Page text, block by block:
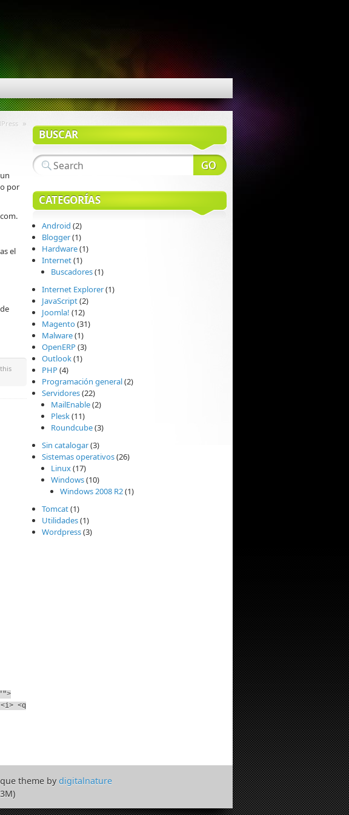
»
por
el
<q
BUSCAR
CATEGORÍAS
Android (2)
Blogger(1)
Hardware(1)
Internet(1)
Buscadores(1)
Internet Explorer(1)
JavaScript(2)
Joomla! (12)
Magento(31)
Malware(1)
OpenERP(3)
Outlook(1)
PHP(4)
Programación general(2)
Servidores(22)
MailEnable(2)
Plesk(11)
Roundcube(3)
Sin catalogar(3)
Sistemas operativos(26)
Linux(17)
Windows(10)
Windows 2008 R2(1)
Tomcat(1)
Utilidades(1)
Wordpress(3)
theme bydigitalnature